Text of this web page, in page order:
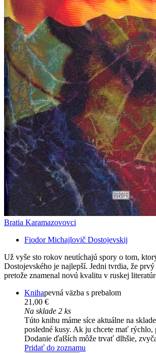
Bratia Karamazovovci
Fiodor Michajlovič Dostojevskij
Už vyše sto rokov neutíchajú spory o tom,
Dostojevského je najlepší. Jedni tvrdia, že
pretože znamenal novú kvalitu v ruskej
Knihapevná väzba s prebalom
21,00 €
Na sklade 2 ks
Túto knihu máme síce aktuálne na
posledné kusy. Ak ju chcete mať rýchlo,
Dodanie ďalších môže trvať dlhšie,
Pridať do zoznamu